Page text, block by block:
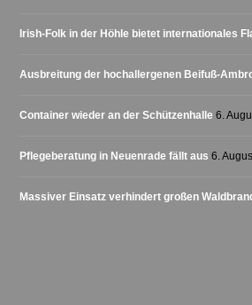
Irish-Folk in der Höhle bietet internationales
Ausbreitung der hochallergenen Beifuß-
Container wieder an der Schützenhalle 6.
Pflegeberatung in Neuenrade fällt aus 6.
Massiver Einsatz verhindert großen